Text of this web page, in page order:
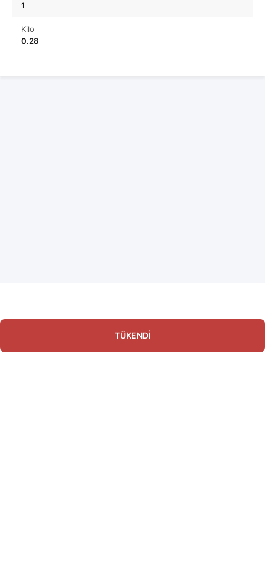
1
Kilo
0.28
TÜKENDİ